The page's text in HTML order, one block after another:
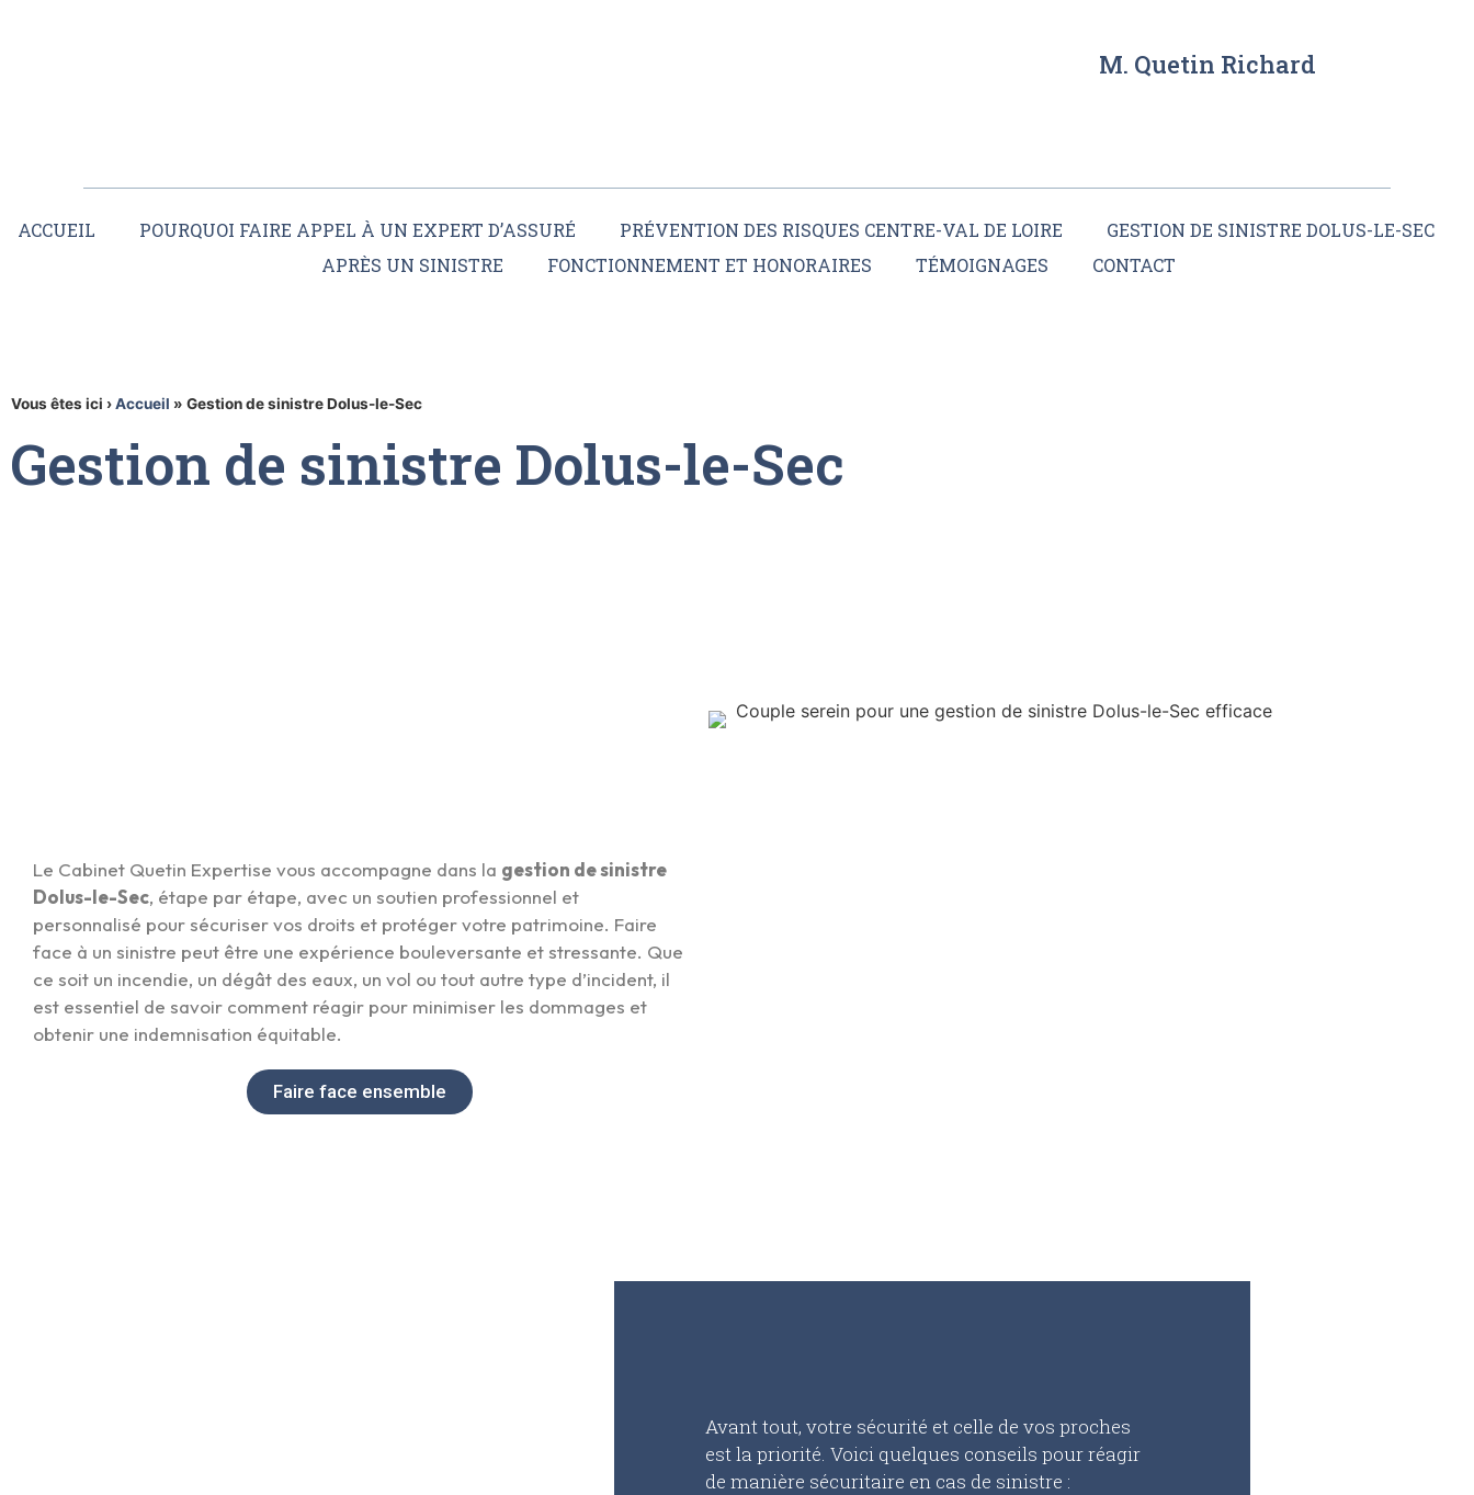
M. Quetin Richard
ACCUEIL POURQUOI FAIRE APPEL À UN EXPERT D’ASSURÉ PRÉVENTION DES RISQUES CENTRE-VAL DE LOIRE
GESTION DE SINISTRE DOLUS-LE-SEC
APRÈS UN SINISTRE
FONCTIONNEMENT ET HONORAIRES TÉMOIGNAGES CONTACT
Vous êtes ici ›Accueil » Gestion de sinistre Dolus-le-Sec
Gestion de sinistre Dolus-le-Sec
Le Cabinet Quetin Expertise vous accompagne dans la gestion de sinistre
Dolus-le-Sec, étape par étape, avec un soutien professionnel et
personnalisé pour sécuriser vos droits et protéger votre patrimoine. Faire
face à un sinistre peut être une expérience bouleversante et stressante. Que
ce soit un incendie, un dégât des eaux, un vol ou tout autre type d’incident, il
est essentiel de savoir comment réagir pour minimiser les dommages et
obtenir une indemnisation équitable.
Faire face ensemble
Avant tout, votre sécurité et celle de vos proches
est la priorité. Voici quelques conseils pour réagir
de manière sécuritaire en cas de sinistre :